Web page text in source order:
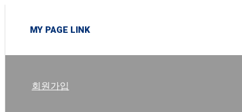
MY PAGE LINK
회원가입